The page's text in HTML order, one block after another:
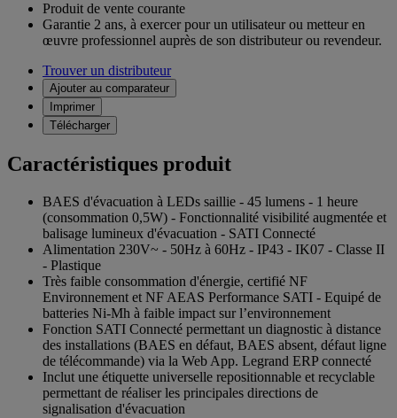
Produit de vente courante
Garantie 2 ans, à exercer pour un utilisateur ou metteur en
œuvre professionnel auprès de son distributeur ou revendeur.
Trouver un distributeur
Ajouter au comparateur
Imprimer
Télécharger
Caractéristiques produit
BAES d'évacuation à LEDs saillie - 45 lumens - 1 heure
(consommation 0,5W) - Fonctionnalité visibilité augmentée et
balisage lumineux d'évacuation - SATI Connecté
Alimentation 230V~ - 50Hz à 60Hz - IP43 - IK07 - Classe II
- Plastique
Très faible consommation d'énergie, certifié NF
Environnement et NF AEAS Performance SATI - Equipé de
batteries Ni-Mh à faible impact sur l’environnement
Fonction SATI Connecté permettant un diagnostic à distance
des installations (BAES en défaut, BAES absent, défaut ligne
de télécommande) via la Web App. Legrand ERP connecté
Inclut une étiquette universelle repositionnable et recyclable
permettant de réaliser les principales directions de
signalisation d'évacuation